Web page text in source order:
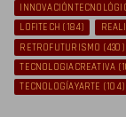
LOFITECH (184)
RETROFUTURISMO (430)
TECNOLOGIACREATIVA
TECNOLOGÍAYARTE (104)